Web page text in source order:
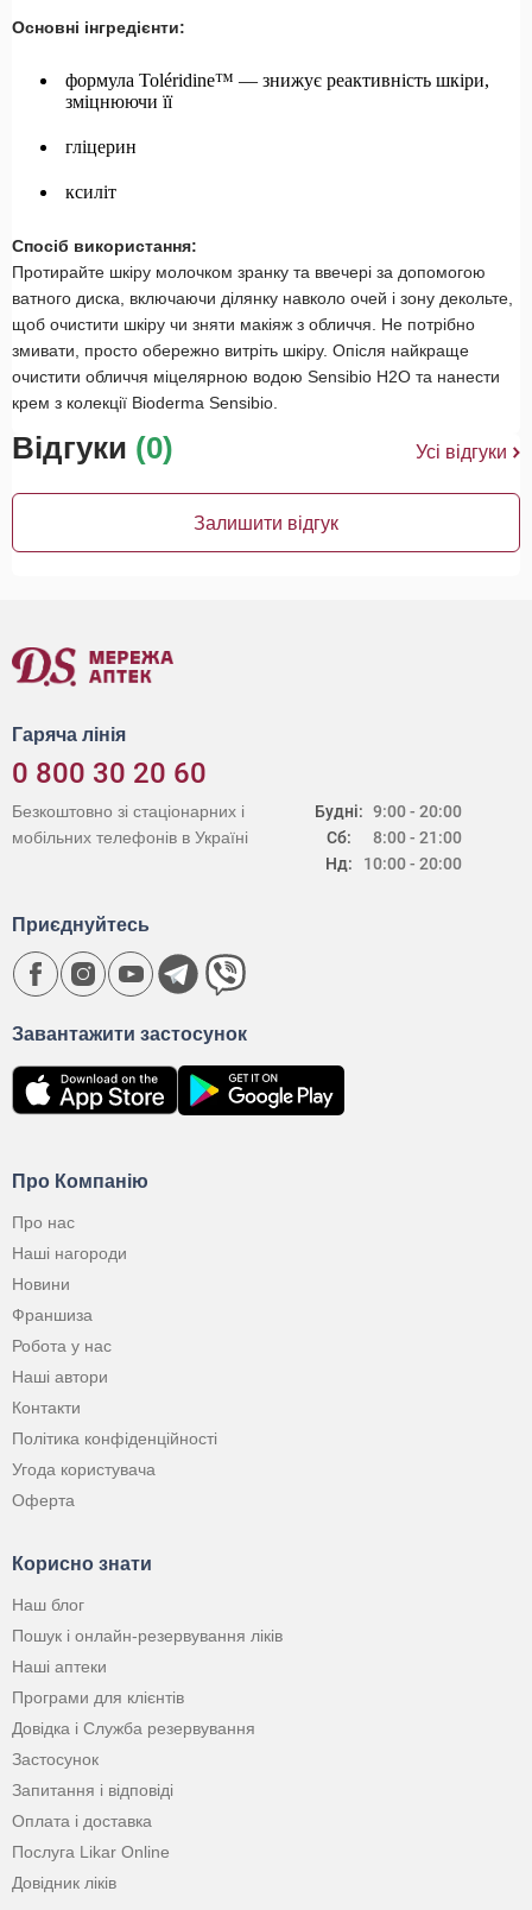
Основні інгредієнти:
формула Toléridine™ — знижує реактивність шкіри,
зміцнюючи її
гліцерин
ксиліт
Спосіб використання:
Протирайте шкіру молочком зранку та ввечері за допомогою
ватного диска, включаючи ділянку навколо очей і зону декольте,
щоб очистити шкіру чи зняти макіяж з обличчя. Не потрібно
змивати, просто обережно витріть шкіру. Опісля найкраще
очистити обличчя міцелярною водою Sensibio H2O та нанести
крем з колекції Bioderma Sensibio.
Відгуки (0) Усі відгуки
Залишити відгук
Гаряча лінія
0 800 30 20 60
Будні:
Сб:
Нд:
9:00 - 20:00
8:00 - 21:00
10:00 - 20:00
Безкоштовно зі стаціонарних і
мобільних телефонів в Україні
Про Компанію
Про нас
Наші нагороди
Новини
Франшиза
Робота у нас
Наші автори
Контакти
Політика конфіденційності
Угода користувача
Оферта
Корисно знати
Наш блог
Пошук і онлайн-резервування ліків
Наші аптеки
Програми для клієнтів
Довідка і Служба резервування
Застосунок
Запитання і відповіді
Оплата і доставка
Послуга Likar Online
Довідник ліків
Завантажити застосунок
Приєднуйтесь